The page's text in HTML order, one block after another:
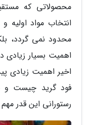
محصولاتی که
انتخاب مواد
محدود نمی گردد،
اهمیت بسیار زیادی
اخیر اهمیت زیادی
فود گرید چیست و
رستورانی این قدر